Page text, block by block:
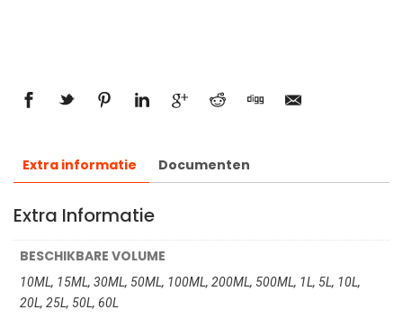
Extra informatie Documenten
Extra Informatie
BESCHIKBARE VOLUME
10ML, 15ML, 30ML, 50ML, 100ML, 200ML, 500ML, 1L, 5L, 10L,
20L, 25L, 50L, 60L